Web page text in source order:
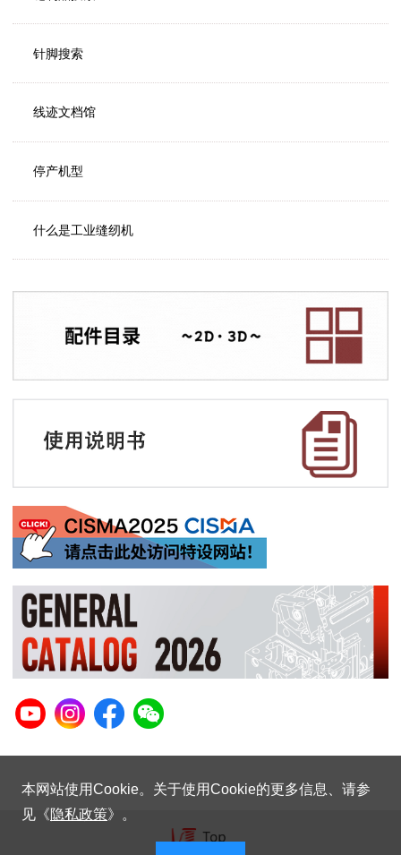
针脚搜索
线迹文档馆
停产机型
什么是工业缝纫机
本网站使用Cookie。关于使用Cookie的更多信息、请参
见《隐私政策》。